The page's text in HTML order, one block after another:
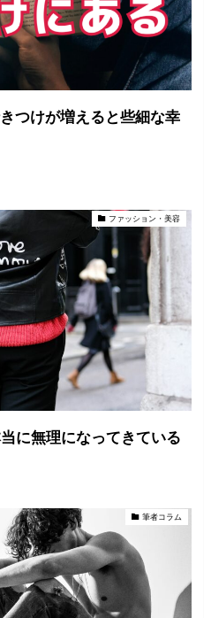
つけが増えると些細な幸
ファッション・美容
に無理になってきている
筆者コラム